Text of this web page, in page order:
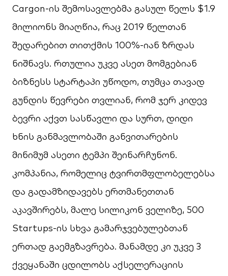
Cargon-ის შემოსავლებმა გასულ წელს $1.9
მილიონს მიაღწია, რაც 2019 წელთან
შედარებით თითქმის 100%-იან ზრდას
ნიშნავს. რთულია უკვე ასეთ მომგებიან
ბიზნესს სტარტაპი უწოდო, თუმცა თავად
გუნდის წევრები თვლიან, რომ ჯერ კიდევ
ბევრი აქვთ სასწავლი და სურთ, დიდი
ხნის განმავლობაში განვითარების
მინიმუმ ასეთი ტემპი შეინარჩუნონ.
კომპანია, რომელიც ტვირთმფლობელებსა
და გადამზიდავებს ერთმანეთთან
აკავშირებს, მალე სილიკონ ველიზე, 500
Startups-ის სხვა გამარჯვებულებთან
ერთად გაემგზავრება. მანამდე კი უკვე 3
ქვეყანაში ცდილობს აქსელერაციის